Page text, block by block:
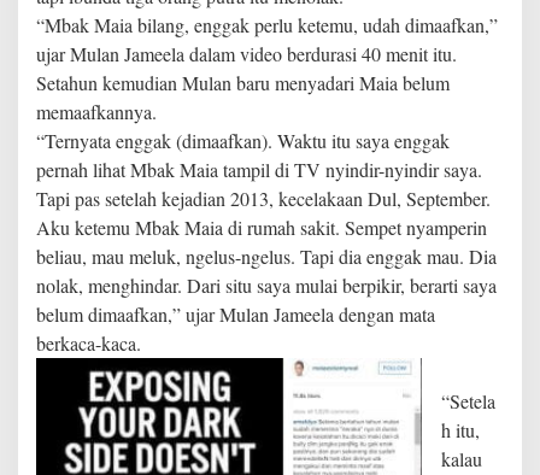
“Mbak Maia bilang, enggak perlu ketemu, udah dimaafkan,”
ujar Mulan Jameela dalam video berdurasi 40 menit itu.
Setahun kemudian Mulan baru menyadari Maia belum
memaafkannya.
“Ternyata enggak (dimaafkan). Waktu itu saya enggak
pernah lihat Mbak Maia tampil di TV nyindir-nyindir saya.
Tapi pas setelah kejadian 2013, kecelakaan Dul, September.
Aku ketemu Mbak Maia di rumah sakit. Sempet nyamperin
beliau, mau meluk, ngelus-ngelus. Tapi dia enggak mau. Dia
nolak, menghindar. Dari situ saya mulai berpikir, berarti saya
belum dimaafkan,” ujar Mulan Jameela dengan mata
berkaca-kaca.
“Setela
h itu,
kalau